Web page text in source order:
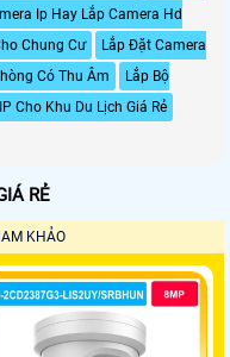
Ip Hay Lắp Camera Hd
Chung Cư
Lắp Đặt Camera
Có Thu Âm
Lắp Bộ
Cho Khu Du Lịch Giá Rẻ
RẺ
KHẢO